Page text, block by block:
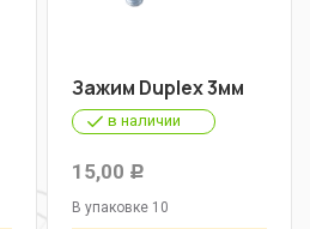
Зажим Duplex 3мм
в наличии
15,00 Р
В упаковке 10